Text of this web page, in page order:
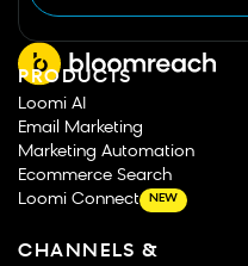
PRODUCTS
Loomi AI
Email Marketing
Marketing Automation
Ecommerce Search
Loomi Connect
NEW
CHANNELS &